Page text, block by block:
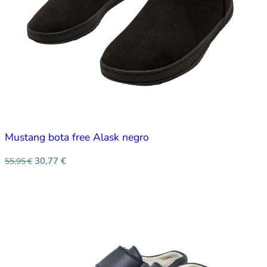
Mustang bota free Alask negro
55,95€ 30,77 €